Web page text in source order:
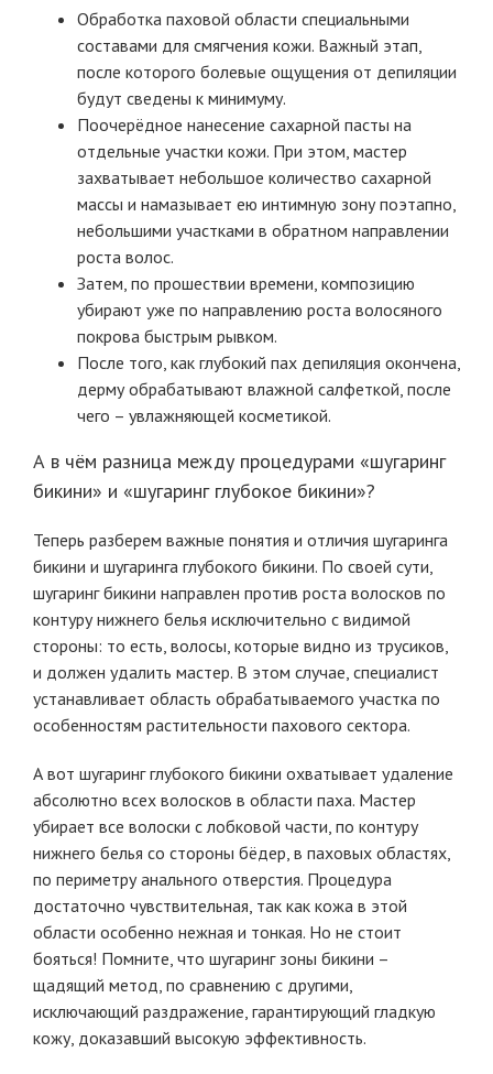
Обработка паховой области специальными
составами для смягчения кожи. Важный этап,
после которого болевые ощущения от депиляции
будут сведены к минимуму.
Поочерёдное нанесение сахарной пасты на
отдельные участки кожи. При этом, мастер
захватывает небольшое количество сахарной
массы и намазывает ею интимную зону поэтапно,
небольшими участками в обратном направлении
роста волос.
Затем, по прошествии времени, композицию
убирают уже по направлению роста волосяного
покрова быстрым рывком.
После того, как глубокий пах депиляция окончена,
дерму обрабатывают влажной салфеткой, после
чего – увлажняющей косметикой.
А в чём разница между процедурами «шугаринг
бикини» и «шугаринг глубокое бикини»?
Теперь разберем важные понятия и отличия шугаринга
бикини и шугаринга глубокого бикини. По своей сути,
шугаринг бикини направлен против роста волосков по
контуру нижнего белья исключительно с видимой
стороны: то есть, волосы, которые видно из трусиков,
и должен удалить мастер. В этом случае, специалист
устанавливает область обрабатываемого участка по
особенностям растительности пахового сектора.
А вот шугаринг глубокого бикини охватывает удаление
абсолютно всех волосков в области паха. Мастер
убирает все волоски с лобковой части, по контуру
нижнего белья со стороны бёдер, в паховых областях,
по периметру анального отверстия. Процедура
достаточно чувствительная, так как кожа в этой
области особенно нежная и тонкая. Но не стоит
бояться! Помните, что шугаринг зоны бикини –
щадящий метод, по сравнению с другими,
исключающий раздражение, гарантирующий гладкую
кожу, доказавший высокую эффективность.